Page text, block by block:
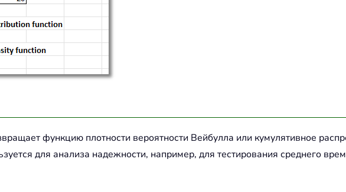
функцию плотности вероятности Вейбулла или кумулятивное
для анализа надежности, например, для тестирования среднего